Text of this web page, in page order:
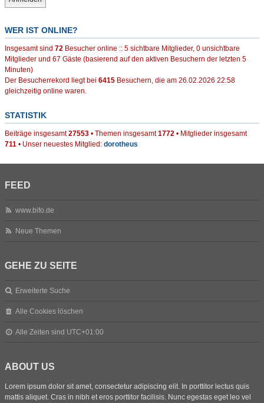
WER IST ONLINE?
Insgesamt sind 72 Besucher online :: 5 sichtbare Mitglieder, 0 unsichtbare
Mitglieder und 67 Gäste (basierend auf den aktiven Besuchern der letzten 5
Minuten)
Der Besucherrekord liegt bei 6415 Besuchern, die am 26.02.2026 22:58
gleichzeitig online waren.
STATISTIK
Beiträge insgesamt27553 • Themen insgesamt1772 • Mitglieder insgesamt
711 • Unser neuestes Mitglied: dorotheus
FEED
www.bifo.de
Neue Themen
GEHE ZU SEITE
Erweiterte Suche
Alle Cookies löschen
Alle Zeiten sind UTC+01:00
ABOUT US
Lorem ipsum dolor sit amet, consectetur adipiscing elit. In porttitor lectus quis
mattis aliquet. Cras in nibh et eros porttitor facilisis. Nunc egestas eget leo vel